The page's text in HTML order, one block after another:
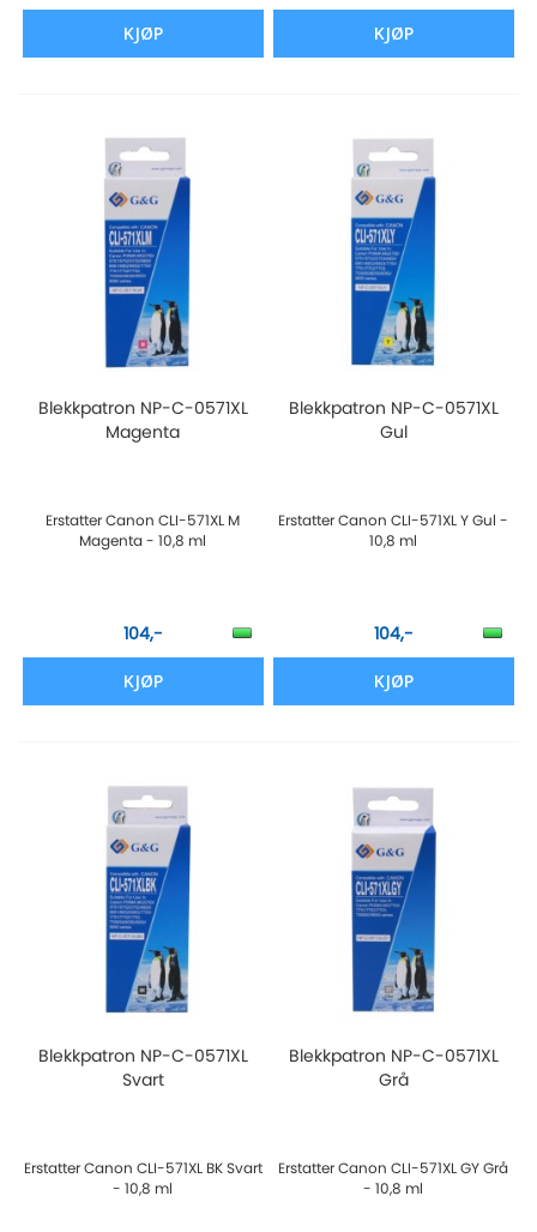
KJØP KJØP
Blekkpatron NP-C-0571XL
Magenta
Erstatter Canon CLI-571XL M
Magenta - 10,8 ml
104,-
KJØP
Blekkpatron NP-C-0571XL
Gul
Erstatter Canon CLI-571XL Y Gul -
10,8 ml
104,-
KJØP
Blekkpatron NP-C-0571XL
Svart
Erstatter Canon CLI-571XL BK Svart
- 10,8 ml
Blekkpatron NP-C-0571XL
Grå
Erstatter Canon CLI-571XL GY Grå
- 10,8 ml